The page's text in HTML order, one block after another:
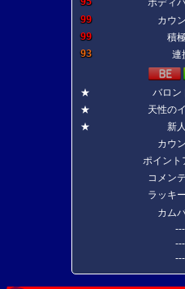
ボディ
99
カウ
99
積
93
連
★
バロン
★
天性の
★
新
カウ
ポイント
コメン
ラッキ
カム